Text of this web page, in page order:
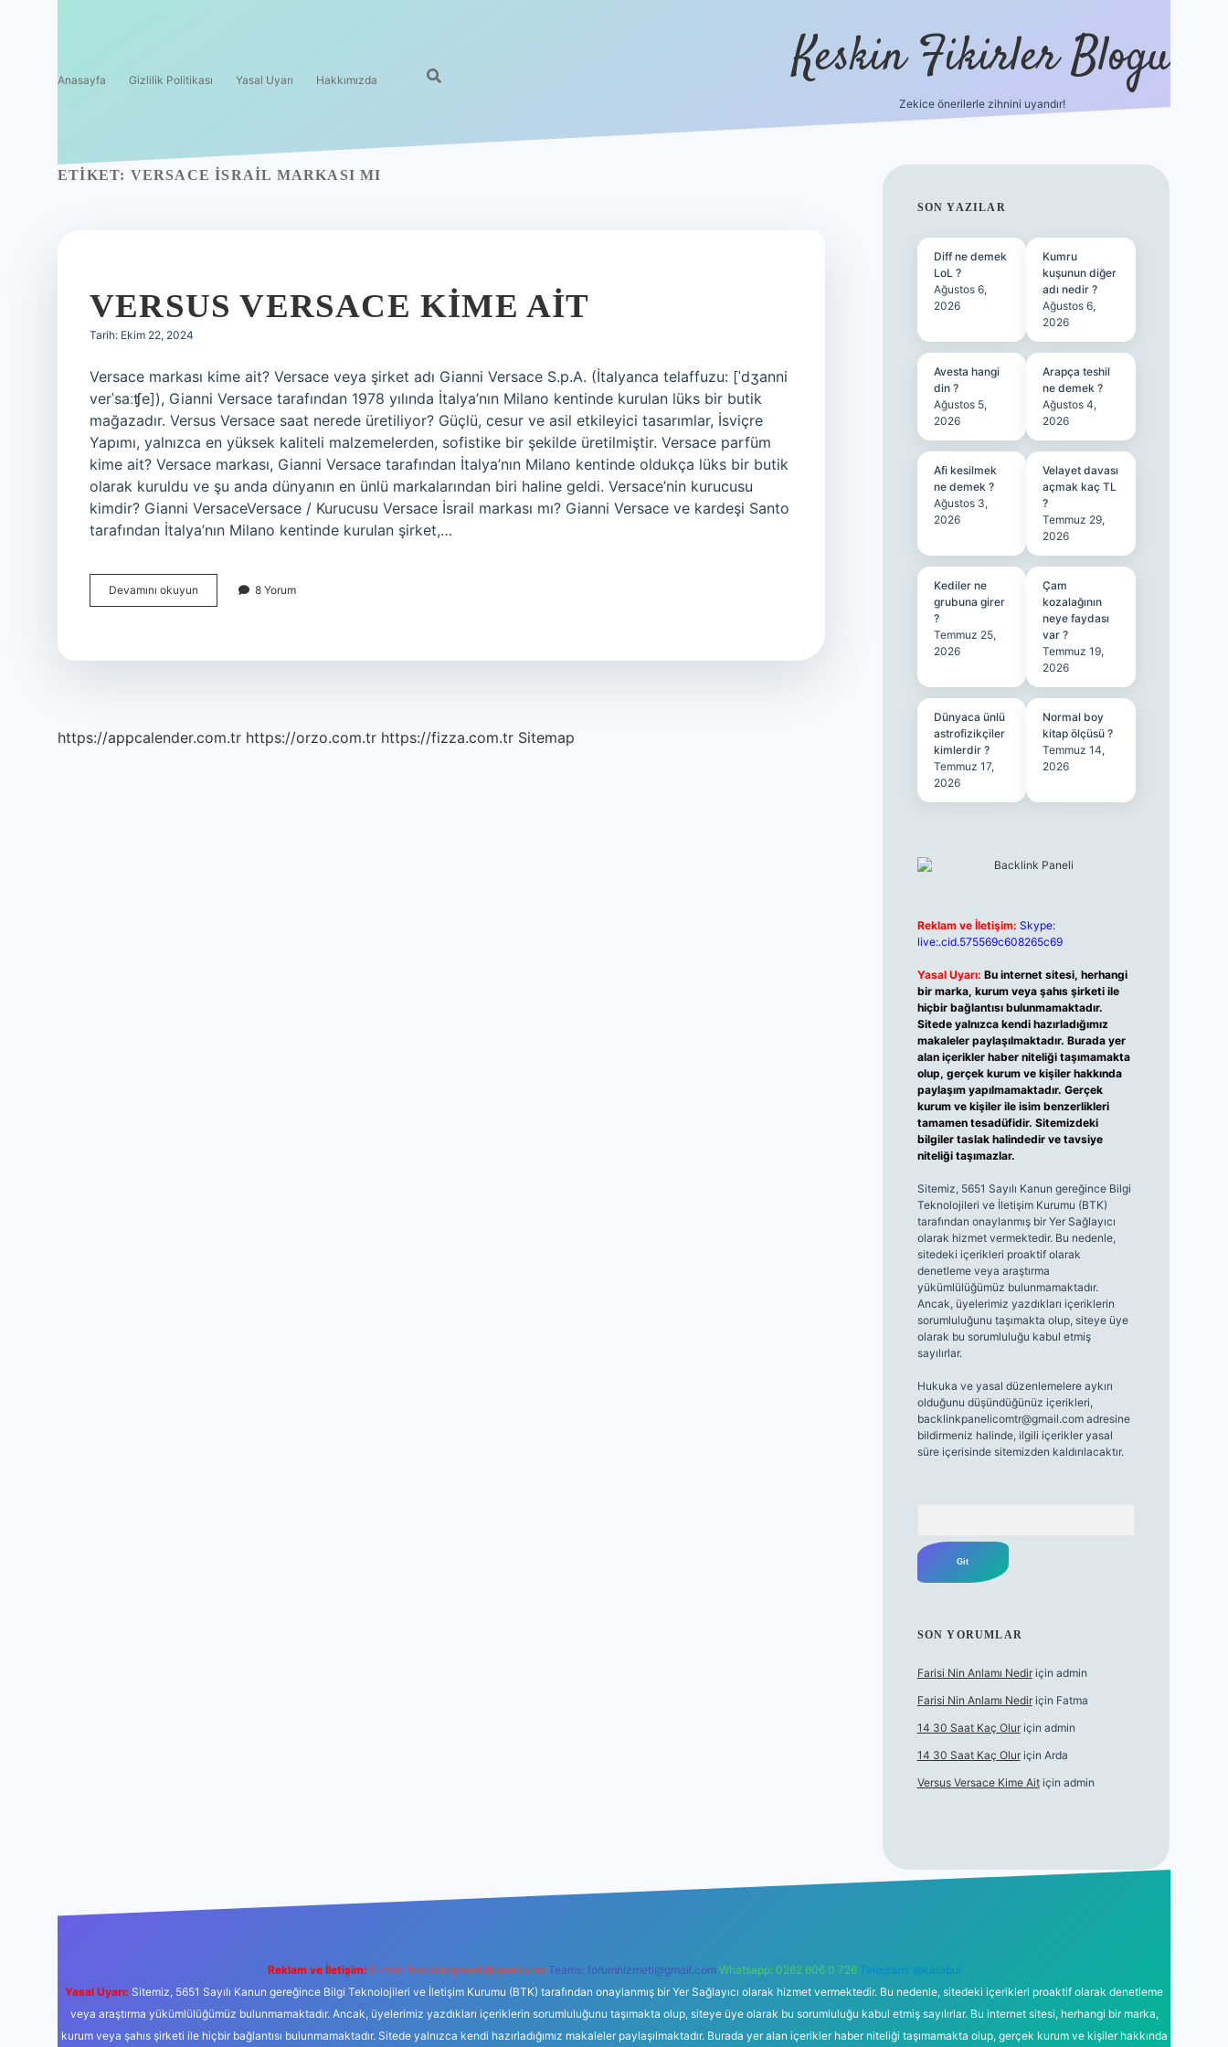
Anasayfa Gizlilik Politikası Yasal Uyarı Hakkımızda Keskin Fikirler Blogu
Zekice önerilerle zihnini uyandır!
ETIKET: VERSACE İSRAIL MARKASI MI
VERSUS VERSACE KIME AIT
Tarih: Ekim 22, 2024
Versace markası kime ait? Versace veya şirket adı Gianni Versace S.p.A. (İtalyanca telaffuzu: [ˈdʒanni
verˈsaːʧe]), Gianni Versace tarafından 1978 yılında İtalya’nın Milano kentinde kurulan lüks bir butik
mağazadır. Versus Versace saat nerede üretiliyor? Güçlü, cesur ve asil etkileyici tasarımlar, İsviçre
Yapımı, yalnızca en yüksek kaliteli malzemelerden, sofistike bir şekilde üretilmiştir. Versace parfüm
kime ait? Versace markası, Gianni Versace tarafından İtalya’nın Milano kentinde oldukça lüks bir butik
olarak kuruldu ve şu anda dünyanın en ünlü markalarından biri haline geldi. Versace’nin kurucusu
kimdir? Gianni VersaceVersace / Kurucusu Versace İsrail markası mı? Gianni Versace ve kardeşi Santo
tarafından İtalya’nın Milano kentinde kurulan şirket,…
Devamını okuyun
Versace
8 Yorum
https://appcalender.com.tr https://orzo.com.tr https://fizza.com.tr Sitemap
SIDEBAR
SON YAZILAR
Diff ne demek
LoL ?
Ağustos 6,
2026
Kumru
kuşunun diğer
adı nedir ?
Ağustos 6,
2026
Avesta hangi
din ?
Ağustos 5,
2026
Arapça teshil
ne demek ?
Ağustos 4,
2026
Afi kesilmek
ne demek ?
Ağustos 3,
2026
Velayet davası
açmak kaç TL
?
Temmuz 29,
2026
Kediler ne
grubuna girer
?
Temmuz 25,
2026
Çam
kozalağının
neye faydası
var ?
Temmuz 19,
2026
Dünyaca ünlü
astrofizikçiler
kimlerdir ?
Temmuz 17,
2026
Normal boy
kitap ölçüsü ?
Temmuz 14,
2026
Reklam ve İletişim: Skype:
live:.cid.575569c608265c69
Yasal Uyarı: Bu internet sitesi, herhangi
bir marka, kurum veya şahıs şirketi ile
hiçbir bağlantısı bulunmamaktadır.
Sitede yalnızca kendi hazırladığımız
makaleler paylaşılmaktadır. Burada yer
alan içerikler haber niteliği taşımamakta
olup, gerçek kurum ve kişiler hakkında
paylaşım yapılmamaktadır. Gerçek
kurum ve kişiler ile isim benzerlikleri
tamamen tesadüfidir. Sitemizdeki
bilgiler taslak halindedir ve tavsiye
niteliği taşımazlar.
Sitemiz, 5651 Sayılı Kanun gereğince Bilgi
Teknolojileri ve İletişim Kurumu (BTK)
tarafından onaylanmış bir Yer Sağlayıcı
olarak hizmet vermektedir. Bu nedenle,
sitedeki içerikleri proaktif olarak
denetleme veya araştırma
yükümlülüğümüz bulunmamaktadır.
Ancak, üyelerimiz yazdıkları içeriklerin
sorumluluğunu taşımakta olup, siteye üye
olarak bu sorumluluğu kabul etmiş
sayılırlar.
Hukuka ve yasal düzenlemelere aykırı
olduğunu düşündüğünüz içerikleri,
backlinkpanelicomtr@gmail.comadresine
bildirmeniz halinde, ilgili içerikler yasal
süre içerisinde sitemizden kaldırılacaktır.
SON YORUMLAR
Farisi Nin Anlamı Nediriçin admin
Farisi Nin Anlamı Nediriçin Fatma
14 30 Saat Kaç Oluriçin admin
14 30 Saat Kaç Oluriçin Arda
Versus Versace Kime Aitiçin admin
vdcasinogir.net
Reklam ve İletişim: E-mail: backlinkpaneli@gmail.com Teams: forumhizmeti@gmail.com Whatsapp: 0262 606 0 726 Telegram: @karabul
Yasal Uyarı: Sitemiz, 5651 Sayılı Kanun gereğince Bilgi Teknolojileri ve İletişim Kurumu (BTK) tarafından onaylanmış bir Yer Sağlayıcı olarak hizmet vermektedir. Bu nedenle, sitedeki içerikleri proaktif olarak denetleme
veya araştırma yükümlülüğümüz bulunmamaktadır. Ancak, üyelerimiz yazdıkları içeriklerin sorumluluğunu taşımakta olup, siteye üye olarak bu sorumluluğu kabul etmiş sayılırlar. Bu internet sitesi, herhangi bir marka,
kurum veya şahıs şirketi ile hiçbir bağlantısı bulunmamaktadır. Sitede yalnızca kendi hazırladığımız makaleler paylaşılmaktadır. Burada yer alan içerikler haber niteliği taşımamakta olup, gerçek kurum ve kişiler hakkında